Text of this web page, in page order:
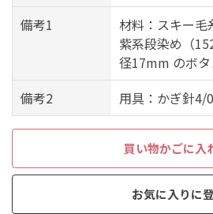
備考1
材料：スキー
紫系段染め（
径17mm のボタ
備考2
用具：かぎ針4/0
買い物かごに入
お気に入りに